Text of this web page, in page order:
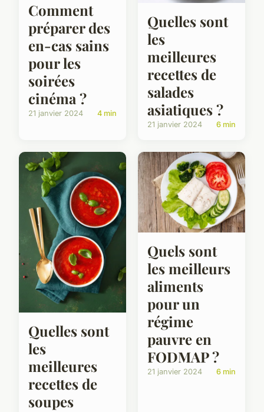
Comment
préparer des
en-cas sains
pour les
soirées
cinéma ?
21 janvier 2024 4 min
Quelles sont
les
meilleures
recettes de
salades
asiatiques ?
21 janvier 2024 6 min
Quelles sont
les
meilleures
recettes de
soupes
Quels sont
les meilleurs
aliments
pour un
régime
pauvre en
FODMAP ?
21 janvier 2024 6 min